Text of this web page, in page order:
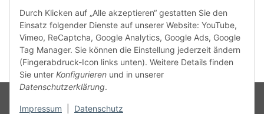
Durch Klicken auf „Alle akzeptieren“ gestatten Sie den
Einsatz folgender Dienste auf unserer Website: YouTube,
Vimeo, ReCaptcha, Google Analytics, Google Ads, Google
Tag Manager. Sie können die Einstellung jederzeit ändern
(Fingerabdruck-Icon links unten). Weitere Details finden
Sie unter Konfigurieren und in unserer
Datenschutzerklärung.
Impressum Datenschutz
* Alle Preise zzgl. gesetzlicher USt., zzgl.Versand
ausschließlich für den gewerblichen Bedarf von Handel, Handwerk, Industrie,